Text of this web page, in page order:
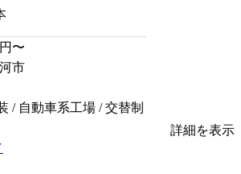
円〜
市
/ 自動車系工場 / 交替制
詳細を表示